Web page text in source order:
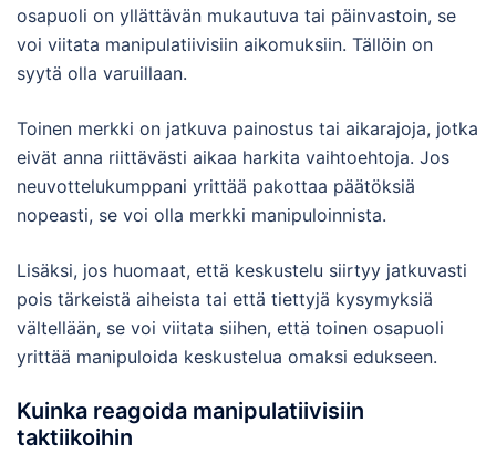
osapuoli on yllättävän mukautuva tai päinvastoin, se
voi viitata manipulatiivisiin aikomuksiin. Tällöin on
syytä olla varuillaan.
Toinen merkki on jatkuva painostus tai aikarajoja, jotka
eivät anna riittävästi aikaa harkita vaihtoehtoja. Jos
neuvottelukumppani yrittää pakottaa päätöksiä
nopeasti, se voi olla merkki manipuloinnista.
Lisäksi, jos huomaat, että keskustelu siirtyy jatkuvasti
pois tärkeistä aiheista tai että tiettyjä kysymyksiä
vältellään, se voi viitata siihen, että toinen osapuoli
yrittää manipuloida keskustelua omaksi edukseen.
Kuinka reagoida manipulatiivisiin
taktiikoihin